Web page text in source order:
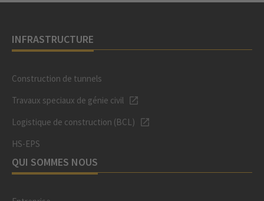
INFRASTRUCTURE
Construction de tunnels
Travaux speciaux de génie civil
Logistique de construction (BCL)
HS-EPS
QUI SOMMES NOUS